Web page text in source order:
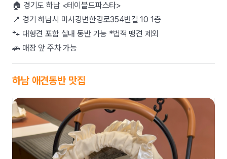
🏠 경기도 하남 <테이블드파스타>
📍 경기 하남시 미사강변한강로354번길 10 1층
🐾 대형견 포함 실내 동반 가능 *법적 맹견 제외
🚗 매장 앞 주차 가능
하남 애견동반 맛집